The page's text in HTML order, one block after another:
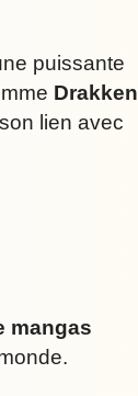
puissante
Drakken
lien avec
mangas